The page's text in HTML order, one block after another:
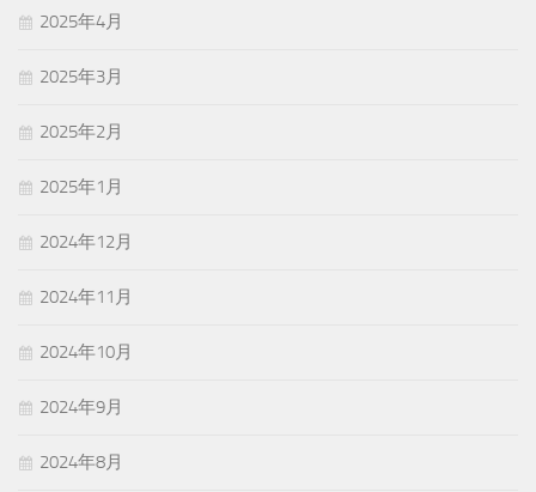
2025年4月
2025年3月
2025年2月
2025年1月
2024年12月
2024年11月
2024年10月
2024年9月
2024年8月